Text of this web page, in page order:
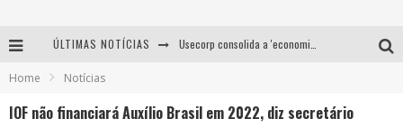
ÚLTIMAS NOTÍCIAS
De BH para o mundo: conheça a stylist mineira por trás de turnês e campanhas globais
Home Notícias
IOF não financiará Auxílio Brasil em 2022, diz secretário